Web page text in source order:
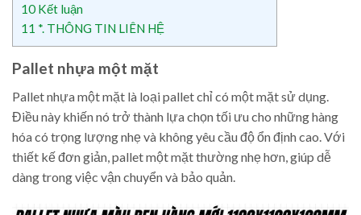
10 Kết luận
11 *. THÔNG TIN LIÊN HỆ
Pallet nhựa một mặt
Pallet nhựa một mặt là loại pallet chỉ có một mặt sử dụng.
Điều này khiến nó trở thành lựa chọn tối ưu cho những hàng
hóa có trọng lượng nhẹ và không yêu cầu độ ổn định cao. Với
thiết kế đơn giản, pallet một mặt thường nhẹ hơn, giúp dễ
dàng trong việc vận chuyển và bảo quản.